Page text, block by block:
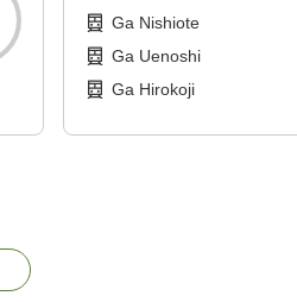
Ga Nishiote
Ga Uenoshi
Ga Hirokoji